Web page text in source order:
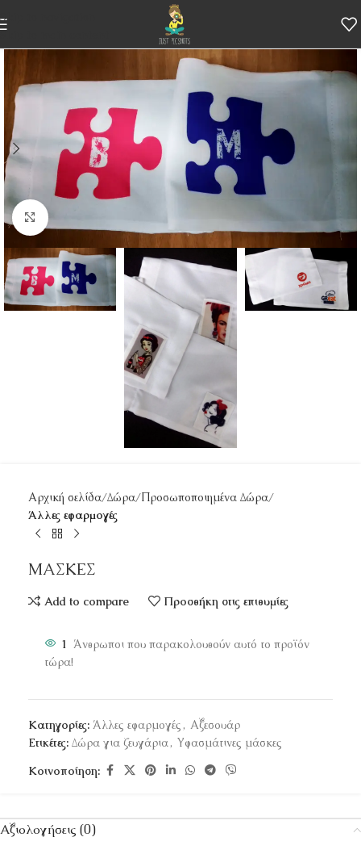
Skip to navigation
Skip to main content
Κάντε κλικ για μεγέθυνση
Αρχική σελίδα Δώρα Προσωποποιημένα Δώρα
Άλλες εφαρμογές
ΜΑΣΚΕΣ
Add to compare Προσθήκη στις επιθυμίες
1 Άνθρωποι που παρακολουθούν αυτό το προϊόν
τώρα!
Κατηγορίες: Άλλες εφαρμογές , Αξεσουάρ
Ετικέτες: Δώρα για ζευγάρια, Υφασμάτινες μάσκες
Κοινοποίηση:
Αξιολογήσεις (0)